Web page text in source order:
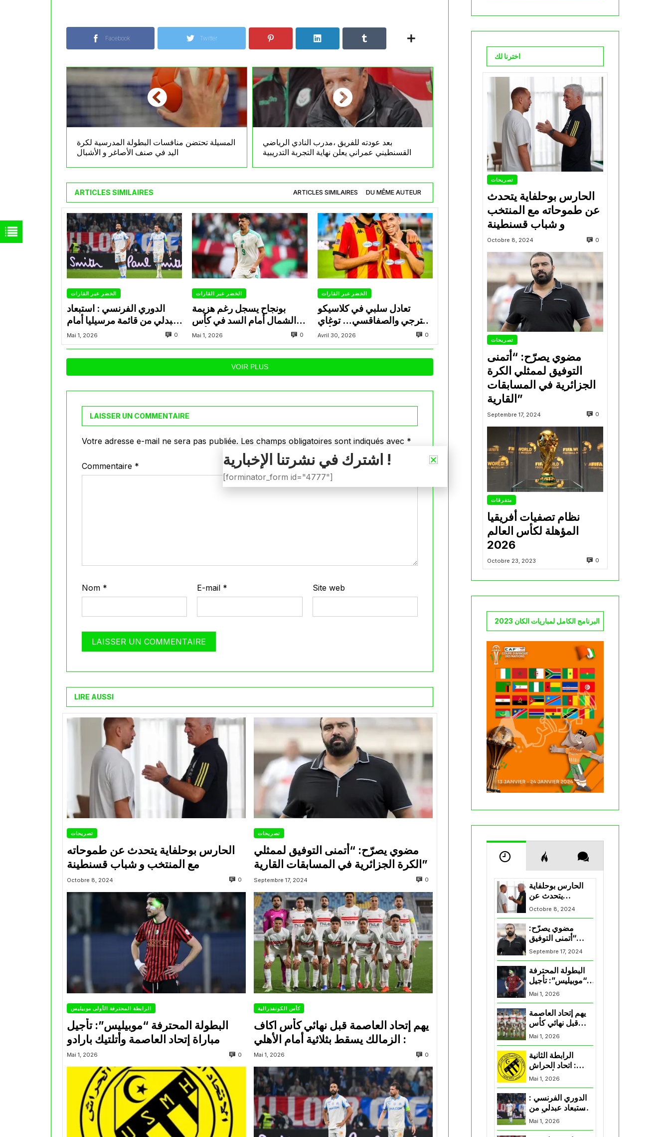
Facebook Twitter
المسيلة تحتضن منافسات البطولة المدرسية لكرة
اليد في صنف الأصاغر و الأشبال
بعد عودته للفريق ،مدرب النادي الرياضي
القسنطيني عمراني يعلن نهاية التجربة التدريبية
ARTICLES SIMILAIRES ARTICLES SIMILAIRES DU MÊME AUTEUR
الخضر عبر القارات
الدوري الفرنسي : استبعاد
عبدلي من قائمة مرسيليا أمام
نانت
Mai 1, 2026 0
الخضر عبر القارات
بونجاح يسجل رغم هزيمة
الشمال أمام السد في كأس
الأمير
Mai 1, 2026 0
الخضر عبر القارات
تعادل سلبي في كلاسيكو
الترجي والصفاقسي… توغاي
يهدر ركلة جزاء وبوعالية يتألق
Avril 30, 2026 0
VOIR PLUS
LAISSER UN COMMENTAIRE
Votre adresse e-mail ne sera pas publiée. Les champs obligatoires sont indiqués avec *
Commentaire *
Nom * E-mail * Site web
LIRE AUSSI
تصريحات
الحارس بوحلفاية يتحدث عن طموحاته
مع المنتخب و شباب قسنطينة
Octobre 8, 2024 0
تصريحات
مضوي يصرّح: “أتمنى التوفيق لممثلي
الكرة الجزائرية في المسابقات القارية”
Septembre 17, 2024 0
الرابطة المحترفة الأولى موبيليس
البطولة المحترفة “موبيليس”: تأجيل
مباراة إتحاد العاصمة وأتلتيك بارادو
Mai 1, 2026 0
كأس الكونفدرالية
يهم إتحاد العاصمة قبل نهائي كأس اكاف
Mai 1, 2026 0
اخترنا لك
تصريحات
الحارس بوحلفاية يتحدث
عن طموحاته مع المنتخب
و شباب قسنطينة
Octobre 8, 2024 0
تصريحات
مضوي يصرّح: “أتمنى
التوفيق لممثلي الكرة
الجزائرية في المسابقات
القارية”
Septembre 17, 2024 0
متفرقات
نظام تصفيات أفريقيا
المؤهلة لكأس العالم
2026
Octobre 23, 2023 0
البرنامج الكامل لمباريات الكان 2023
الحارس بوحلفاية
يتحدث عن
طموحاته مع
المنتخب و شباب
قسنطينة
Octobre 8, 2024
مضوي يصرّح:
“أتمنى التوفيق
لممثلي الكرة
الجزائرية في
Septembre 17, 2024
البطولة المحترفة
“موبيليس”: تأجيل
مباراة إتحاد
العاصمة وأتلتيك
بارادو
Mai 1, 2026
يهم إتحاد العاصمة
قبل نهائي كأس
اكاف : الزمالك
يسقط بثلاثية أمام
Mai 1, 2026
الرابطة الثانية
: اتحاد الحراش
يحسم التأهل إلى
“البلاي أوف”
Mai 1, 2026
الدوري الفرنسي :
استبعاد عبدلي من
قائمة مرسيليا أمام
Mai 1, 2026
اشترك في نشرتنا الإخبارية !
[forminator_form id="4777"]